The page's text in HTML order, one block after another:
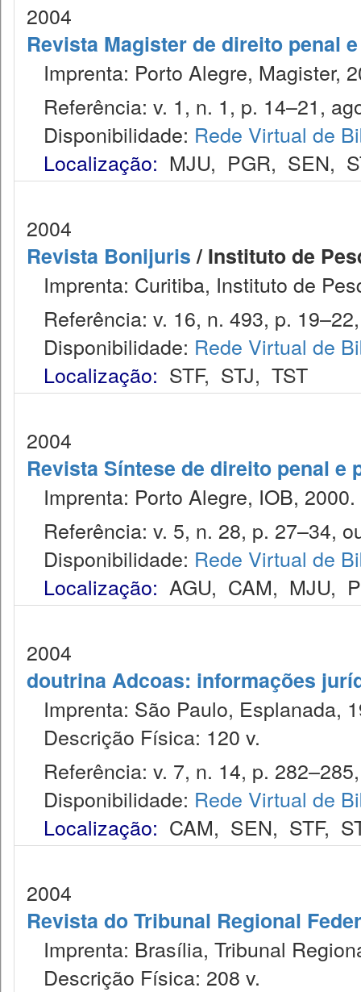
2004
Revista Magister de direito penal
Imprenta: Porto Alegre, Magister,
Referência: v. 1, n. 1, p. 14–21,
Disponibilidade: Rede Virtual de
Localização: MJU, PGR, SEN,
2004
Revista Bonijuris/ Instituto de
Imprenta: Curitiba, Instituto de
Referência: v. 16, n. 493, p.
Disponibilidade: Rede Virtual de
Localização: STF, STJ, TST
2004
Revista Síntese de direito penal e
Imprenta: Porto Alegre, IOB, 2000.
Referência: v. 5, n. 28, p. 27–34,
Disponibilidade: Rede Virtual de
Localização: AGU, CAM, MJU,
2004
doutrina Adcoas: informações
Imprenta: São Paulo, Esplanada,
Descrição Física: 120 v.
Referência: v. 7, n. 14, p.
Disponibilidade: Rede Virtual de
Localização: CAM, SEN, STF,
2004
Revista do Tribunal Regional
Imprenta: Brasília, Tribunal
Descrição Física: 208 v.